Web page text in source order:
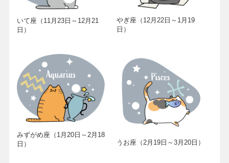
いて座（11月23日～12月21
日）
やぎ座（12月22日～1月19
日）
みずがめ座（1月20日～2月18
日）
うお座（2月19日～3月20日）